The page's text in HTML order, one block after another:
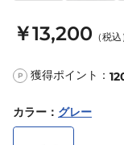
￥13,200 （税込
P 獲得ポイント：
カラー ： グレー